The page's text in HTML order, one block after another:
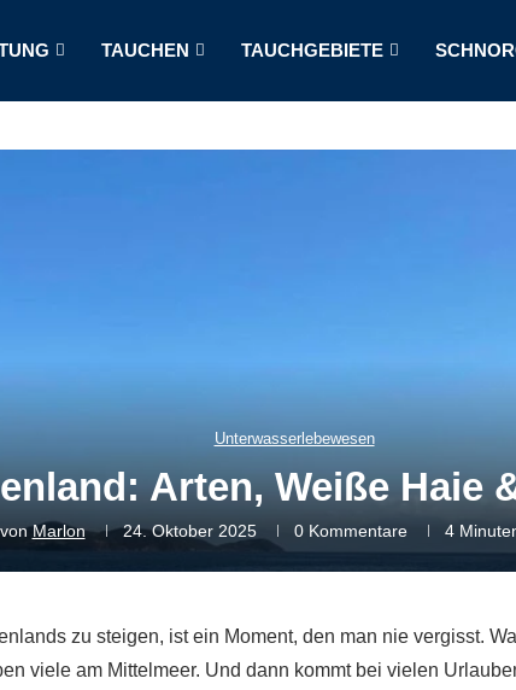
TAUCHEN TAUCHGEBIETE
Unterwasserlebewesen
Arten, Weiße Haie
vonMarlon 24. Oktober 2025 0 Kommentare 4
zu steigen, ist ein Moment, den man nie vergisst.
viele am Mittelmeer. Und dann kommt bei vielen